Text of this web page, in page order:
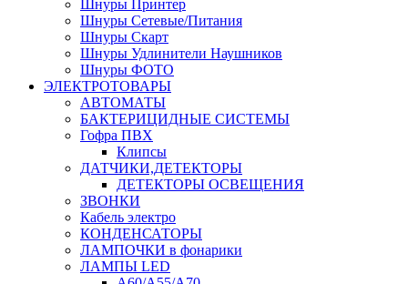
Шнуры Принтер
Шнуры Сетевые/Питания
Шнуры Скарт
Шнуры Удлинители Наушников
Шнуры ФОТО
ЭЛЕКТРОТОВАРЫ
АВТОМАТЫ
БАКТЕРИЦИДНЫЕ СИСТЕМЫ
Гофра ПВХ
Клипсы
ДАТЧИКИ,ДЕТЕКТОРЫ
ДЕТЕКТОРЫ ОСВЕЩЕНИЯ
ЗВОНКИ
Кабель электро
КОНДЕНСАТОРЫ
ЛАМПОЧКИ в фонарики
ЛАМПЫ LED